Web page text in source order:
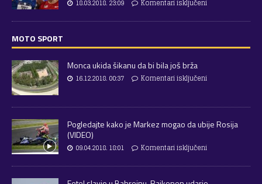
18.03.2018. 23:09 Komentari isključeni
MOTO SPORT
Monca ukida šikanu da bi bila još brža
16.12.2018. 00:37 Komentari isključeni
Pogledajte kako je Markez mogao da ubije Rosija
(VIDEO)
09.04.2018. 18:01 Komentari isključeni